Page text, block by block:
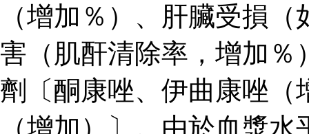
（增加％）、肝臟受損
害（肌酐清除率，增加％
劑〔酮康唑、伊曲康唑（
（增加）〕。由於血漿